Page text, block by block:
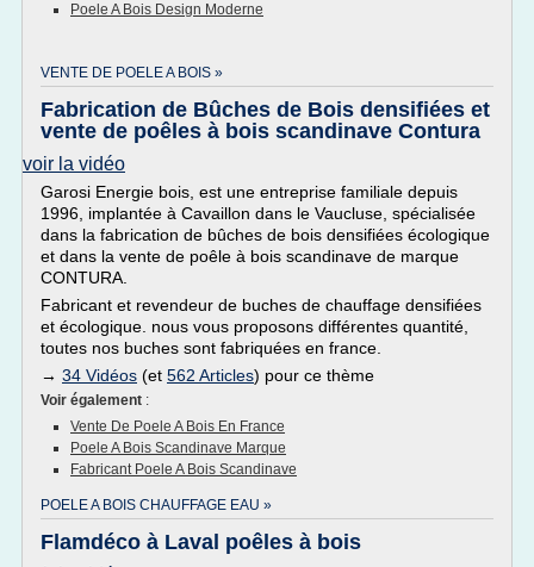
Poele A Bois Design Moderne
VENTE DE POELE A BOIS »
Fabrication de Bûches de Bois densifiées et
vente de poêles à bois scandinave Contura
voir la vidéo
Garosi Energie bois, est une entreprise familiale depuis
1996, implantée à Cavaillon dans le Vaucluse, spécialisée
dans la fabrication de bûches de bois densifiées écologique
et dans la vente de poêle à bois scandinave de marque
CONTURA.
Fabricant et revendeur de buches de chauffage densifiées
et écologique. nous vous proposons différentes quantité,
toutes nos buches sont fabriquées en france.
→ 34 Vidéos (et 562 Articles) pour ce thème
Voir également :
Vente De Poele A Bois En France
Poele A Bois Scandinave Marque
Fabricant Poele A Bois Scandinave
POELE A BOIS CHAUFFAGE EAU »
Flamdéco à Laval poêles à bois